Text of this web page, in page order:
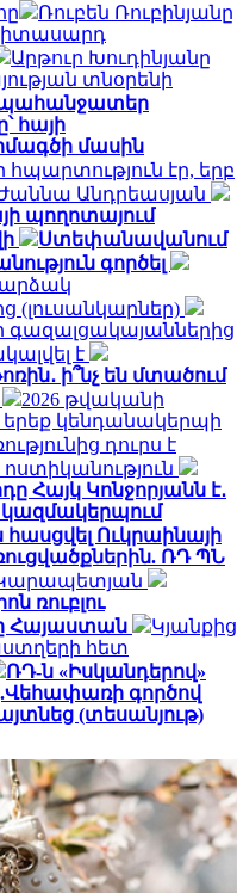
Ռուբեն Ռուբինյանը
Արթուր Խուդինյանը
տնօրենի
պահանջատեր
հայի
մասին
հպարտություն էր, երբ
Ժաննա Անդրեասյան
պողոտայում
Ստեփանավանում
գործել
(լուսանկարներ)
գազալցակայաններից
է
ի՞նչ են մտածում
2026 թվականի
կենդանակերպի
դուրս է
ոստիկանություն
Հայկ Կոնջորյանն է․
կազմակերպում
Ուկրաինայի
ՌԴ ՊՆ
Կարապետյան
ռուբլու
Հայաստան
Կյանքից
հետ
ՌԴ-ն «Իսկանդերով»
գործով
(տեսանյութ)